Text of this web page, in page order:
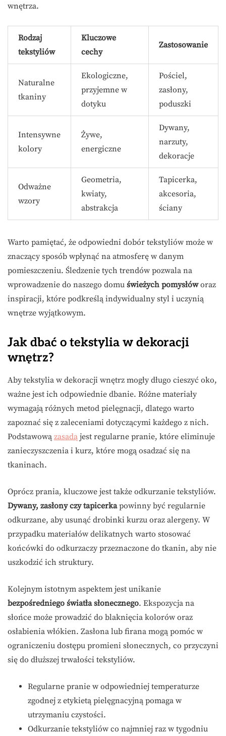
wnętrza.
Rodzaj
tekstyliów
Kluczowe
cechy
Zastosowanie
Naturalne
tkaniny
Ekologiczne,
przyjemne w
dotyku
Pościel,
zasłony,
poduszki
Intensywne
kolory
Żywe,
energiczne
Dywany,
narzuty,
dekoracje
Odważne
wzory
Geometria,
kwiaty,
abstrakcja
Tapicerka,
akcesoria,
ściany
Warto pamiętać, że odpowiedni dobór tekstyliów może w
znaczący sposób wpłynąć na atmosferę w danym
pomieszczeniu. Śledzenie tych trendów pozwala na
wprowadzenie do naszego domu świeżych pomysłóworaz
inspiracji, które podkreślą indywidualny styl i uczynią
wnętrze wyjątkowym.
Jak dbać o tekstylia w dekoracji
wnętrz?
Aby tekstylia w dekoracji wnętrz mogły długo cieszyć oko,
ważne jest ich odpowiednie dbanie. Różne materiały
wymagają różnych metod pielęgnacji, dlatego warto
zapoznać się z zaleceniami dotyczącymi każdego z nich.
Podstawową zasadą jest regularne pranie, które eliminuje
zanieczyszczenia i kurz, które mogą osadzać się na
tkaninach.
Oprócz prania, kluczowe jest także odkurzanie tekstyliów.
Dywany, zasłony czy tapicerkapowinny być regularnie
odkurzane, aby usunąć drobinki kurzu oraz alergeny. W
przypadku materiałów delikatnych warto stosować
końcówki do odkurzaczy przeznaczone do tkanin, aby nie
uszkodzić ich struktury.
Kolejnym istotnym aspektem jest unikanie
bezpośredniego światła słonecznego. Ekspozycja na
słońce może prowadzić do blaknięcia kolorów oraz
osłabienia włókien. Zasłona lub firana mogą pomóc w
ograniczeniu dostępu promieni słonecznych, co przyczyni
się do dłuższej trwałości tekstyliów.
Regularne pranie w odpowiedniej temperaturze
zgodnej z etykietą pielęgnacyjną pomaga w
utrzymaniu czystości.
Odkurzanie tekstyliów co najmniej raz w tygodniu